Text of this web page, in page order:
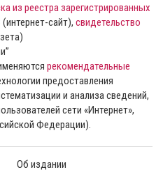
из реестра зарегистрированных
сайт), свидетельство
рекомендательные
предоставления
и анализа сведений,
сети «Интернет»,
Федерации).
Об издании